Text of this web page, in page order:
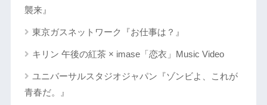
襲来』
東京ガスネットワーク『お仕事は？』
キリン 午後の紅茶 × imase「恋衣」Music Video
ユニバーサルスタジオジャパン『ゾンビよ、これが
青春だ。』